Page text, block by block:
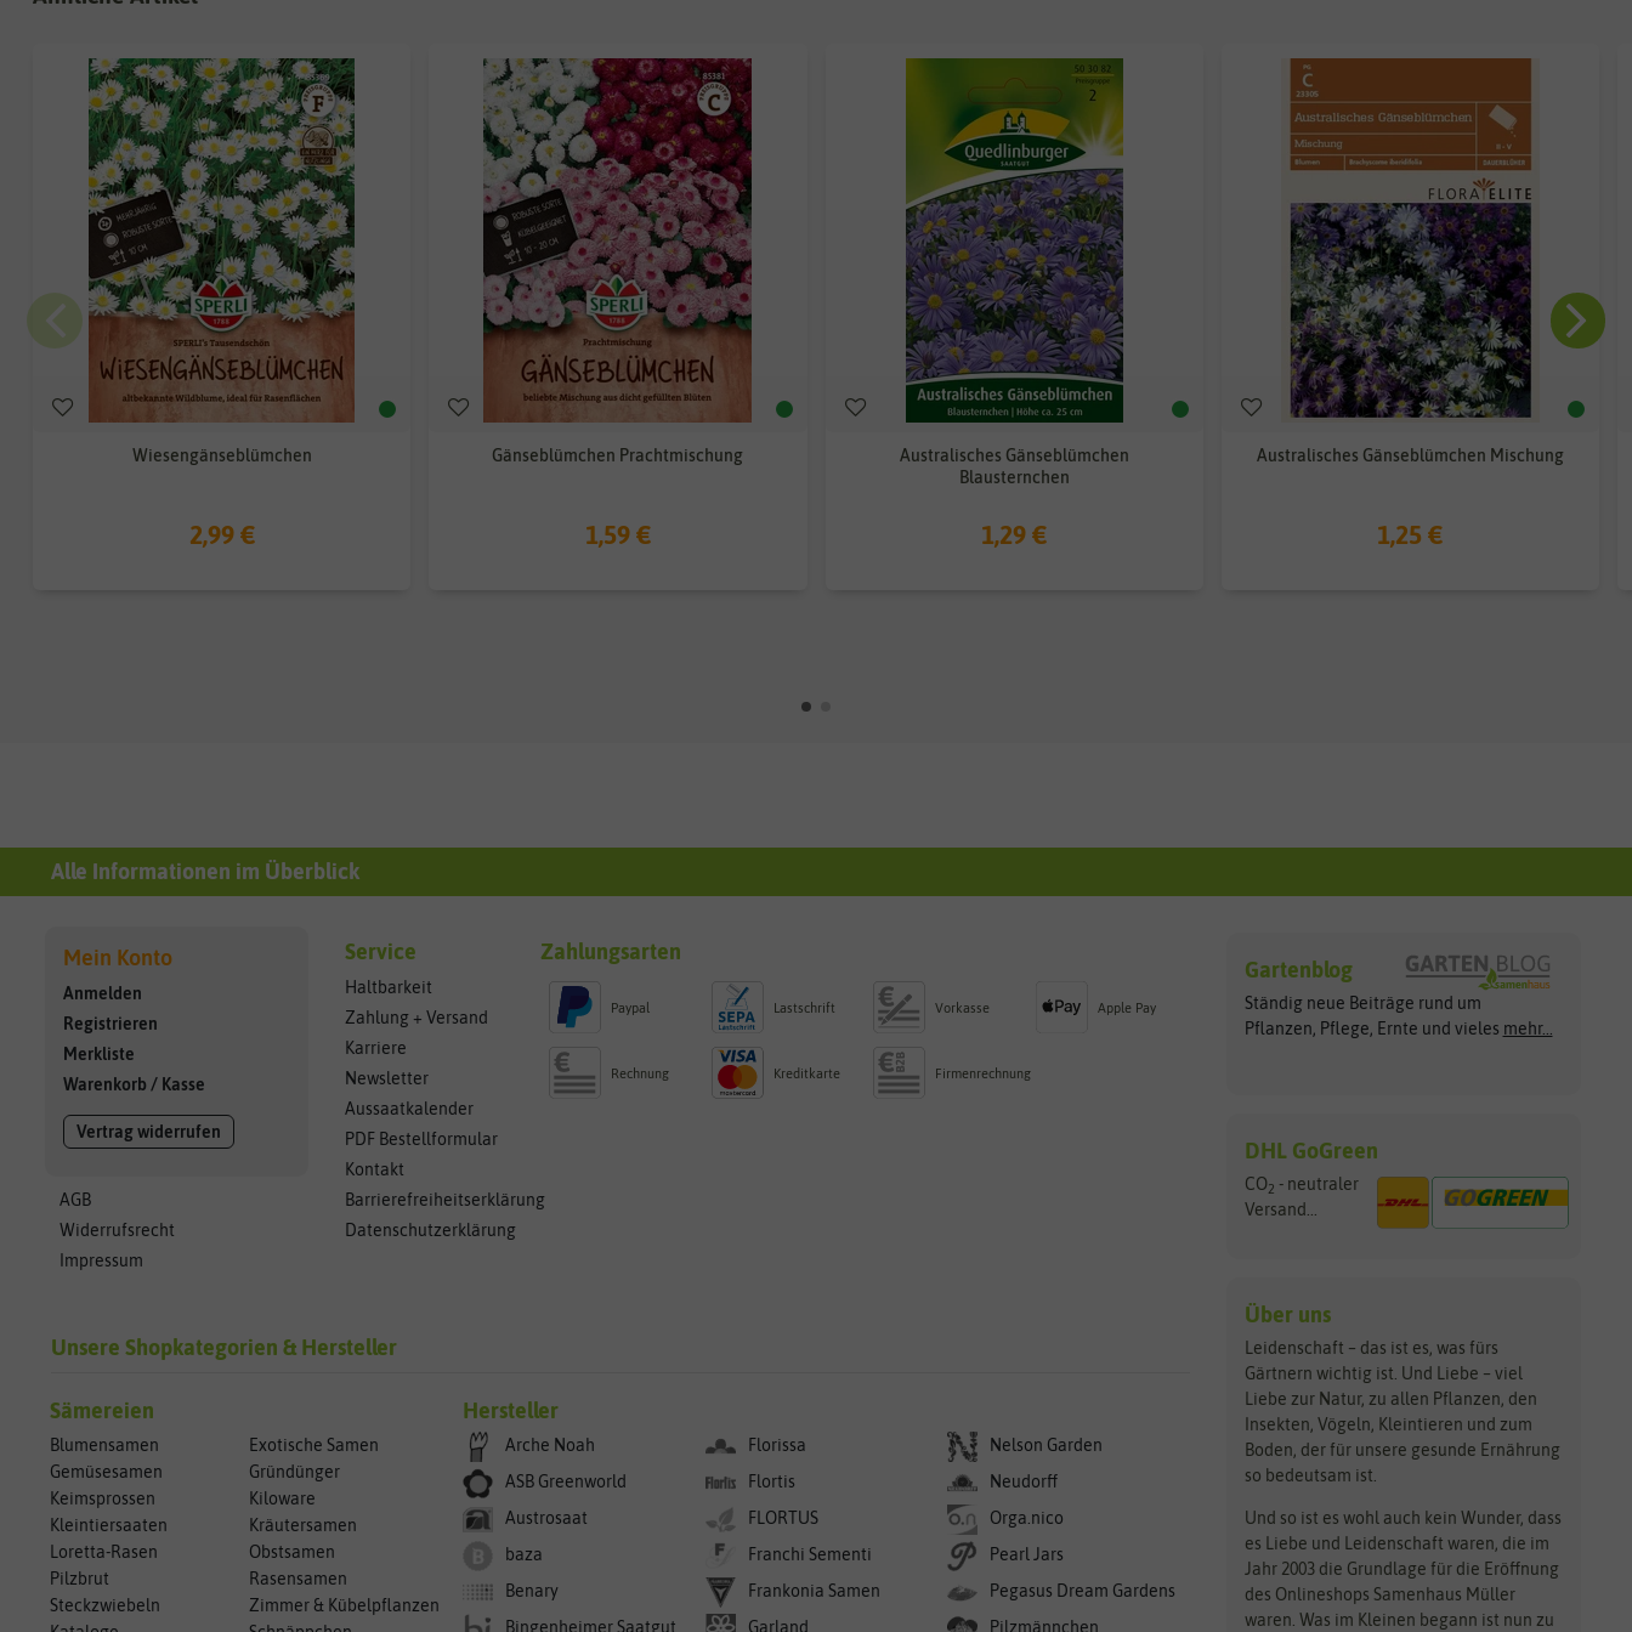
Wiesengänseblümchen
2,99 €
Gänseblümchen Prachtmischung
1,59 €
Australisches Gänseblümchen
Blausternchen
1,29 €
Australisches Gänseblümchen Mischung
1,25 €
Alle Informationen im Überblick
Mein Konto
Anmelden
Registrieren
Merkliste
Warenkorb / Kasse
Vertrag widerrufen
AGB
Widerrufsrecht
Impressum
Service
Haltbarkeit
Zahlung + Versand
Karriere
Newsletter
Aussaatkalender
PDF Bestellformular
Kontakt
Barrierefreiheitserklärung
Datenschutzerklärung
Zahlungsarten
Paypal Lastschrift Vorkasse Apple Pay
Rechnung Kreditkarte Firmenrechnung
Unsere Shopkategorien & Hersteller
Sämereien
Blumensamen
Exotische Samen
Gemüsesamen
Gründünger
Keimsprossen
Kiloware
Kleintiersaaten
Kräutersamen
Loretta-Rasen
Obstsamen
Pilzbrut
Rasensamen
Steckzwiebeln
Zimmer & Kübelpflanzen
Hersteller
Arche Noah
ASB Greenworld
Austrosaat
baza
Benary
Bingenheimer Saatgut
Florissa
Flortis
FLORTUS
Franchi Sementi
Frankonia Samen
Garland
Nelson Garden
Neudorff
Orga.nico
Pearl Jars
Pegasus Dream Gardens
Pilzmännchen
Gartenblog
Ständig neue Beiträge rund um
Pflanzen, Pflege, Ernte und vieles mehr...
DHL GoGreen
CO2 - neutraler
Versand...
Über uns
Leidenschaft – das ist es, was fürs
Gärtnern wichtig ist. Und Liebe – viel
Liebe zur Natur, zu allen Pflanzen, den
Insekten, Vögeln, Kleintieren und zum
Boden, der für unsere gesunde Ernährung
so bedeutsam ist.
Und so ist es wohl auch kein Wunder, dass
es Liebe und Leidenschaft waren, die im
Jahr 2003 die Grundlage für die Eröffnung
des Onlineshops Samenhaus Müller
waren. Was im Kleinen begann ist nun zu